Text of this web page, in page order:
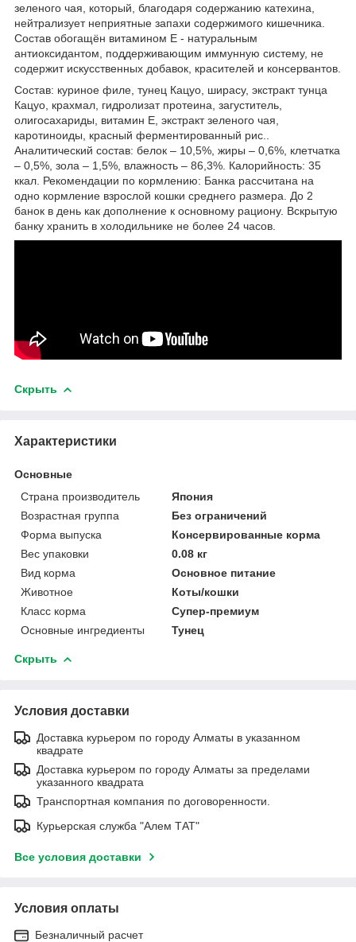
зеленого чая, который, благодаря содержанию катехина,
нейтрализует неприятные запахи содержимого кишечника.
Состав обогащён витамином Е - натуральным
антиоксидантом, поддерживающим иммунную систему, не
содержит искусственных добавок, красителей и консервантов.
Состав: куриное филе, тунец Кацуо, ширасу, экстракт тунца
Кацуо, крахмал, гидролизат протеина, загуститель,
олигосахариды, витамин Е, экстракт зеленого чая,
каротиноиды, красный ферментированный рис..
Аналитический состав: белок – 10,5%, жиры – 0,6%, клетчатка
– 0,5%, зола – 1,5%, влажность – 86,3%. Калорийность: 35
ккал. Рекомендации по кормлению: Банка рассчитана на
одно кормление взрослой кошки среднего размера. До 2
банок в день как дополнение к основному рациону. Вскрытую
банку хранить в холодильнике не более 24 часов.
Скрыть
Характеристики
Основные
Страна производитель
Япония
Возрастная группа
Без ограничений
Форма выпуска
Консервированные корма
Вес упаковки
0.08 кг
Вид корма
Основное питание
Животное
Коты/кошки
Класс корма
Супер-премиум
Основные ингредиенты
Тунец
Скрыть
Условия доставки
Доставка курьером по городу Алматы в указанном
квадрате
Доставка курьером по городу Алматы за пределами
указанного квадрата
Транспортная компания по договоренности.
Курьерская служба "Алем ТАТ"
Все условия доставки
Условия оплаты
Безналичный расчет